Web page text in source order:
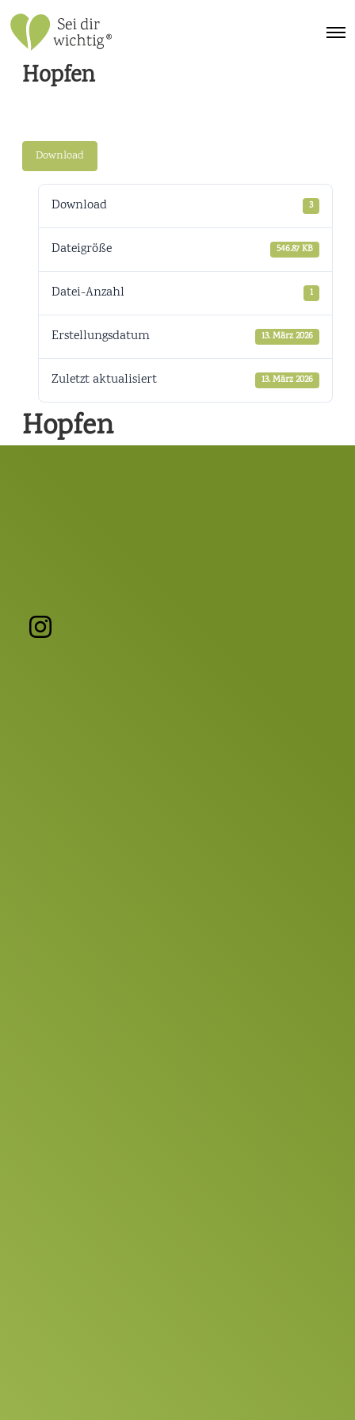
Hopfen
Download
Download 3
Dateigröße 546.87 KB
Datei-Anzahl 1
Erstellungsdatum 13. März 2026
Zuletzt aktualisiert 13. März 2026
Hopfen